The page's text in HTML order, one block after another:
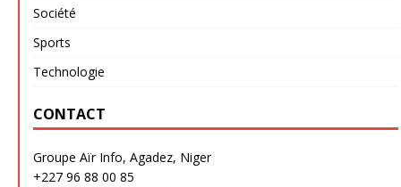
Société
Sports
Technologie
CONTACT
Groupe Aïr Info, Agadez, Niger
+227 96 88 00 85